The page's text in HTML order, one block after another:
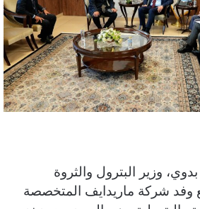
وزير البترول والثروة
وفد شركة ماريدايف المتخصصة